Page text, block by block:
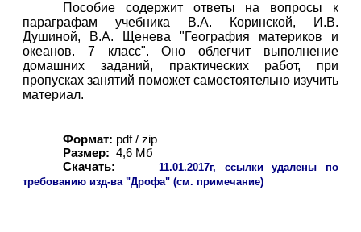
Пособие содержит ответы на вопросы к
параграфам учебника В.А. Коринской, И.В.
Душиной, В.А. Щенева "География материков и
океанов. 7 класс". Оно облегчит выполнение
домашних заданий, практических работ, при
пропусках занятий поможет самостоятельно изучить
материал.
Формат: pdf / zip
Размер: 4,6 Мб
Скачать:
11.01.2017г, ссылки удалены по
требованию изд-ва "Дрофа" (см. примечание)